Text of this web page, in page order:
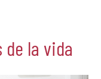
de la vida